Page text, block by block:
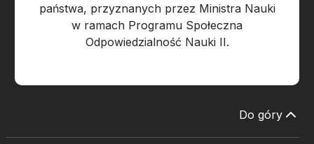
państwa, przyznanych przez Ministra Nauki
w ramach Programu Społeczna
Odpowiedzialność Nauki II.
Do góry